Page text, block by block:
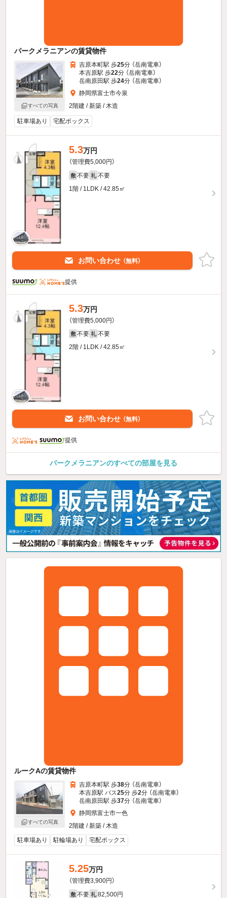
パークメラニアンの賃貸物件
すべての写真
吉原本町駅 歩25分 （岳南電車）
本吉原駅 歩22分 （岳南電車）
岳南原田駅 歩24分 （岳南電車）
静岡県富士市今泉
2階建 / 新築 / 木造
駐車場あり 宅配ボックス
5.3万円
（管理費5,000円）
敷 不要 礼 不要
1階 / 1LDK / 42.85㎡
お問い合わせ （無料）
提供
5.3万円
（管理費5,000円）
敷 不要 礼 不要
2階 / 1LDK / 42.85㎡
お問い合わせ （無料）
提供
パークメラニアンのすべての部屋を見る
ルークAの賃貸物件
すべての写真
吉原本町駅 歩38分 （岳南電車）
本吉原駅 バス25分 歩2分 （岳南電車）
岳南原田駅 歩37分 （岳南電車）
静岡県富士市一色
2階建 / 新築 / 木造
駐車場あり
駐輪場あり 宅配ボックス
5.25万円
（管理費3,900円）
敷 不要 礼 82,500円